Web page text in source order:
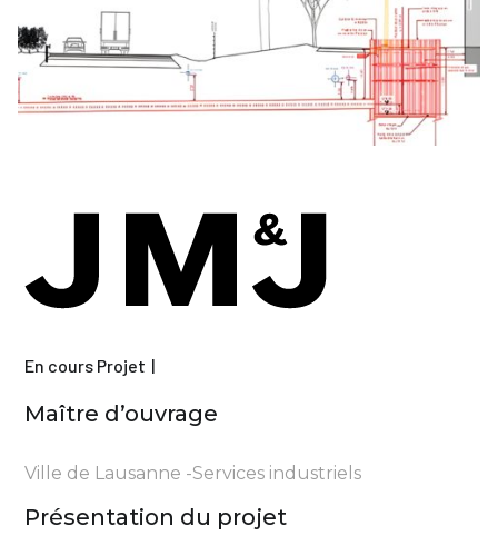
En cours Projet
Maître d’ouvrage
Ville de Lausanne -Services industriels
Présentation du projet